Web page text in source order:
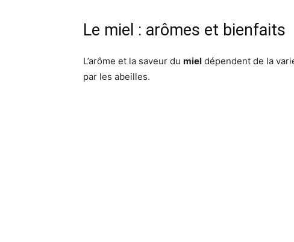
Le miel : arômes et bienfaits
L’arôme et la saveur du miel dépendent de la
par les abeilles.